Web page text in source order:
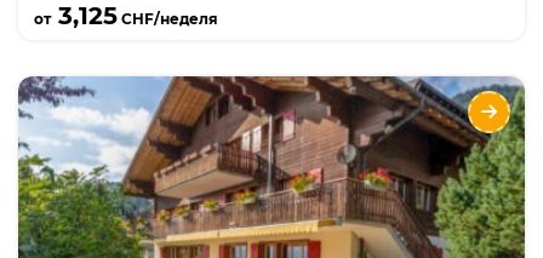
от3,125 CHF/неделя
Aiglon College
Описание
Курсы
Языки
Программы на летние и зимние каникулы с
уникальной программой мероприятий, включая